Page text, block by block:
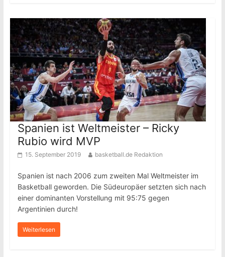
Spanien ist Weltmeister – Ricky
Rubio wird MVP
15. September 2019 basketball.de Redaktion
Spanien ist nach 2006 zum zweiten Mal Weltmeister im
Basketball geworden. Die Südeuropäer setzten sich nach
einer dominanten Vorstellung mit 95:75 gegen
Argentinien durch!
Weiterlesen